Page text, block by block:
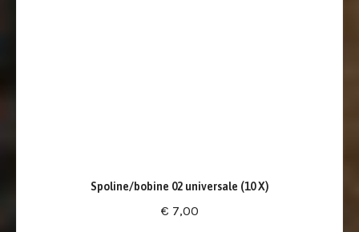
Spoline/bobine 02 universale (10 X)
€ 7,00